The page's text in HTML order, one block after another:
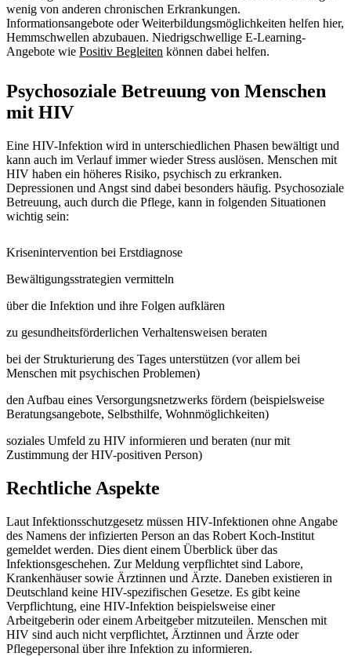
wenig von anderen chronischen Erkrankungen.
Informationsangebote oder Weiterbildungsmöglichkeiten helfen hier,
Hemmschwellen abzubauen. Niedrigschwellige E-Learning-
Angebote wie Positiv Begleiten können dabei helfen.
Psychosoziale Betreuung von Menschen
mit HIV
Eine HIV-Infektion wird in unterschiedlichen Phasen bewältigt und
kann auch im Verlauf immer wieder Stress auslösen. Menschen mit
HIV haben ein höheres Risiko, psychisch zu erkranken.
Depressionen und Angst sind dabei besonders häufig. Psychosoziale
Betreuung, auch durch die Pflege, kann in folgenden Situationen
wichtig sein:
Krisenintervention bei Erstdiagnose
Bewältigungsstrategien vermitteln
über die Infektion und ihre Folgen aufklären
zu gesundheitsförderlichen Verhaltensweisen beraten
bei der Strukturierung des Tages unterstützen (vor allem bei
Menschen mit psychischen Problemen)
den Aufbau eines Versorgungsnetzwerks fördern (beispielsweise
Beratungsangebote, Selbsthilfe, Wohnmöglichkeiten)
soziales Umfeld zu HIV informieren und beraten (nur mit
Zustimmung der HIV-positiven Person)
Rechtliche Aspekte
Laut Infektionsschutzgesetz müssen HIV-Infektionen ohne Angabe
des Namens der infizierten Person an das Robert Koch-Institut
gemeldet werden. Dies dient einem Überblick über das
Infektionsgeschehen. Zur Meldung verpflichtet sind Labore,
Krankenhäuser sowie Ärztinnen und Ärzte. Daneben existieren in
Deutschland keine HIV-spezifischen Gesetze. Es gibt keine
Verpflichtung, eine HIV-Infektion beispielsweise einer
Arbeitgeberin oder einem Arbeitgeber mitzuteilen. Menschen mit
HIV sind auch nicht verpflichtet, Ärztinnen und Ärzte oder
Pflegepersonal über ihre Infektion zu informieren.